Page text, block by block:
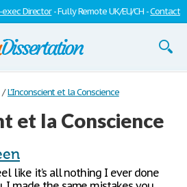
exec Director- Fully Remote UK/EU/CH -Contact
/ L'Inconscient et la Conscience
et la Conscience
like it’s all nothing I ever done